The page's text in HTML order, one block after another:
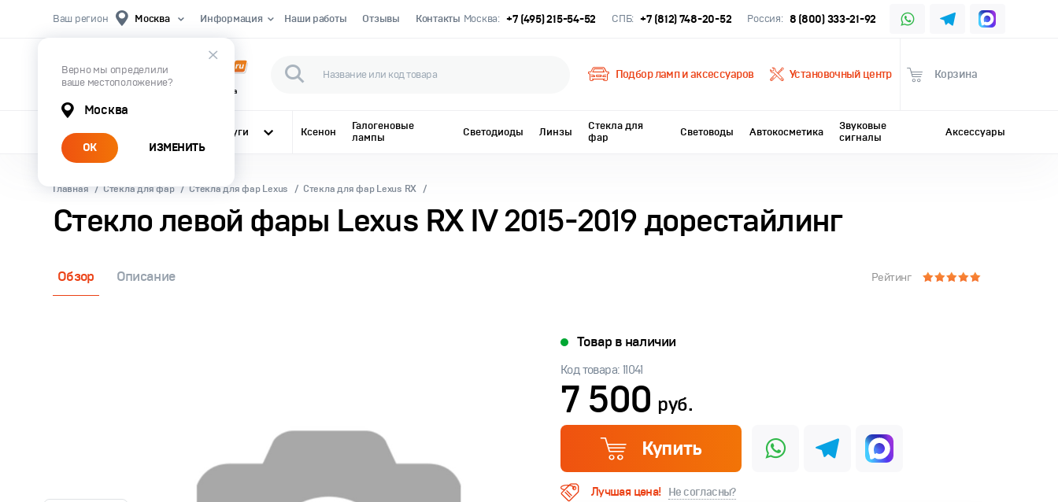
Ваш регион Москва
Верно мы определили
ваше местоположение?
Москва
ОК ИЗМЕНИТЬ
Информация Наши работы Отзывы Контакты Москва: +7 (495) 215-54-52 СПБ: +7 (812) 748-20-52 Россия: 8 (800) 333-21-92
Первый Магазин Автомобильного Света
Подбор ламп и аксессуаров Установочный центр Корзина
Все категории Услуги Ксенон
Галогеновые
лампы
Светодиоды Линзы
Стекла для
фар
Световоды Автокосметика
Звуковые
сигналы
Аксессуары
Главная Стекла для фар Стекла для фар Lexus Стекла для фар Lexus RX
Стекло левой фары Lexus RX IV 2015-2019 дорестайлинг
Обзор Описание Рейтинг
Товар в наличии
Код товара: 11041
7 500 руб.
Купить
Лучшая цена! Не согласны?